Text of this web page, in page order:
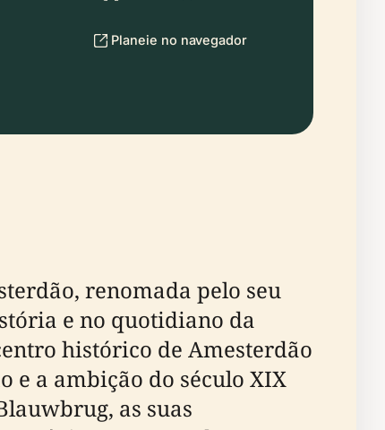
Planeie no navegador
renomada pelo seu
e no quotidiano da
histórico de Amesterdão
a ambição do século XIX
as suas